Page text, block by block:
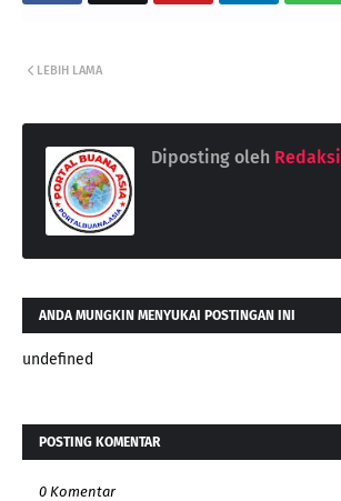
LEBIH LAMA
Diposting oleh Redaksi
ANDA MUNGKIN MENYUKAI POSTINGAN INI
undefined
POSTING KOMENTAR
0 Komentar